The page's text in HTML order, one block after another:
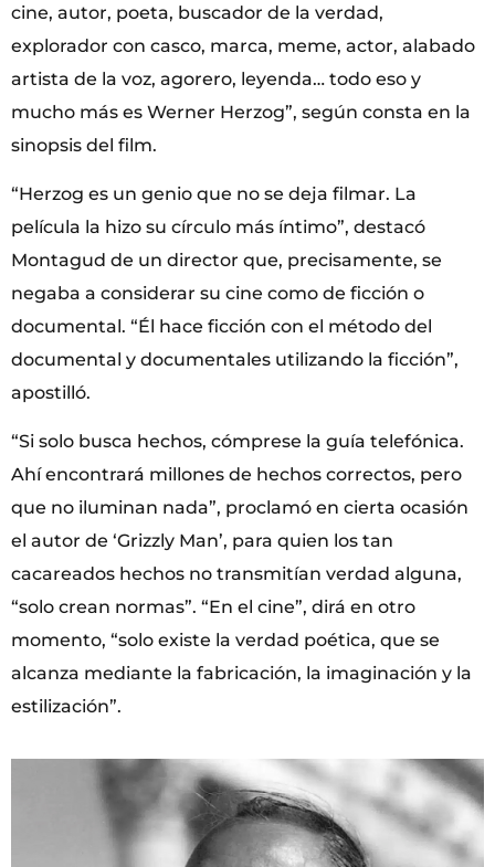
cine, autor, poeta, buscador de la verdad,
explorador con casco, marca, meme, actor, alabado
artista de la voz, agorero, leyenda… todo eso y
mucho más es Werner Herzog”, según consta en la
sinopsis del film.
“Herzog es un genio que no se deja filmar. La
película la hizo su círculo más íntimo”, destacó
Montagud de un director que, precisamente, se
negaba a considerar su cine como de ficción o
documental. “Él hace ficción con el método del
documental y documentales utilizando la ficción”,
apostilló.
“Si solo busca hechos, cómprese la guía telefónica.
Ahí encontrará millones de hechos correctos, pero
que no iluminan nada”, proclamó en cierta ocasión
el autor de ‘Grizzly Man’, para quien los tan
cacareados hechos no transmitían verdad alguna,
“solo crean normas”. “En el cine”, dirá en otro
momento, “solo existe la verdad poética, que se
alcanza mediante la fabricación, la imaginación y la
estilización”.